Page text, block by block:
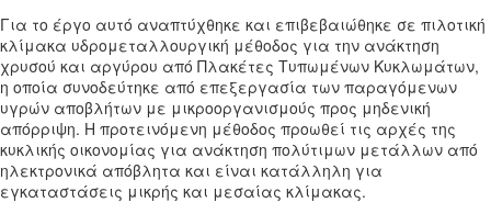
Για το έργο αυτό αναπτύχθηκε και επιβεβαιώθηκε σε πιλοτική
κλίμακα υδρομεταλλουργική μέθοδος για την ανάκτηση
χρυσού και αργύρου από Πλακέτες Τυπωμένων Κυκλωμάτων,
η οποία συνοδεύτηκε από επεξεργασία των παραγόμενων
υγρών αποβλήτων με μικροοργανισμούς προς μηδενική
απόρριψη. Η προτεινόμενη μέθοδος προωθεί τις αρχές της
κυκλικής οικονομίας για ανάκτηση πολύτιμων μετάλλων από
ηλεκτρονικά απόβλητα και είναι κατάλληλη για
εγκαταστάσεις μικρής και μεσαίας κλίμακας.